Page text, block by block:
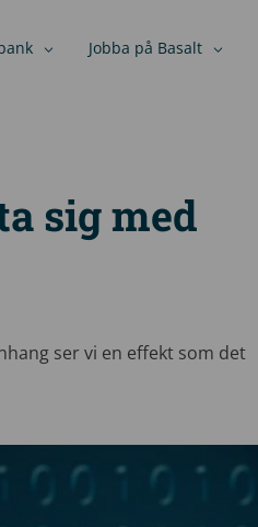
Jobba på Basalt
sig med
ser vi en effekt som det